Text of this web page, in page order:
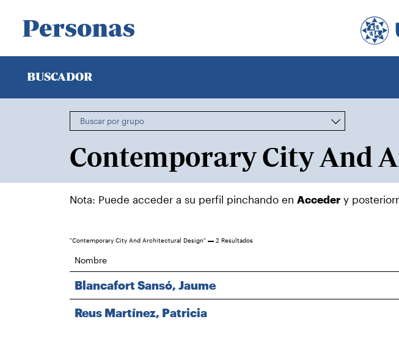
Personas
BUSCADOR
Nota: Puede acceder a su perfil pinchando en Acceder y
"Contemporary City And Architectural Design" 2 Resultados
Nombre
Blancafort Sansó, Jaume
Reus Martínez, Patricia